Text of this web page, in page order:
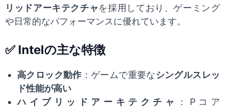
リッドアーキテクチャを採用しており、ゲーミング
や日常的なパフォーマンスに優れています。
✅ Intelの主な特徴
高クロック動作：ゲームで重要なシングルスレッ
ド性能が高い
ハイブリッドアーキテクチャ
：Pコア